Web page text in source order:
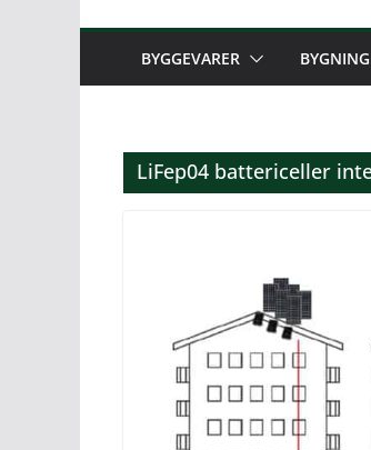
BYGGEVARER
LiFep04 battericeller